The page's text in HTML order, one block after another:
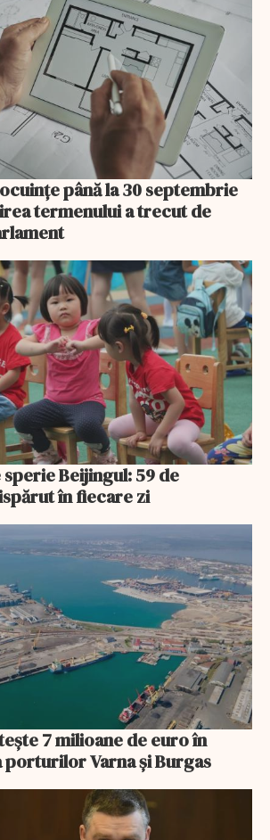
până la 30 septembrie
termenului a trecut de
Beijingul: 59 de
în fiecare zi
7 milioane de euro în
Varna și Burgas